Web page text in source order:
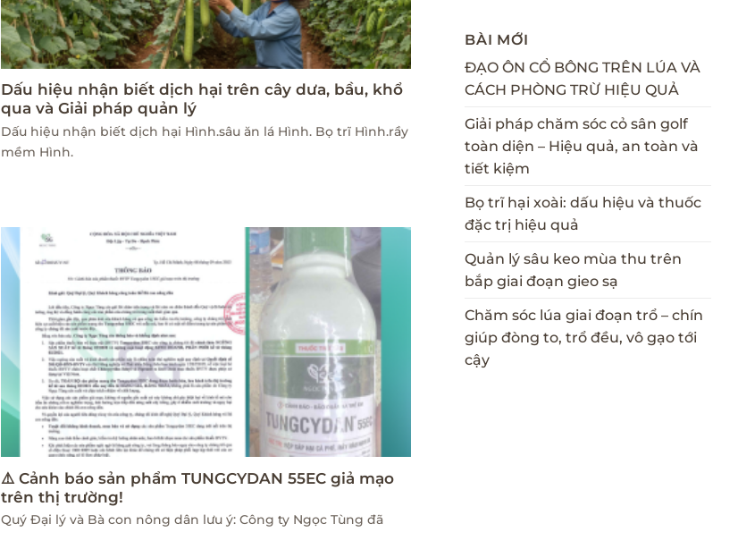
Dấu hiệu nhận biết dịch hại trên cây dưa, bầu, khổ
qua và Giải pháp quản lý
Dấu hiệu nhận biết dịch hại Hình.sâu ăn lá Hình. Bọ trĩ Hình.rầy
mềm Hình.
⚠️ Cảnh báo sản phẩm TUNGCYDAN 55EC giả mạo
trên thị trường!
Quý Đại lý và Bà con nông dân lưu ý: Công ty Ngọc Tùng đã
BÀI MỚI
ĐẠO ÔN CỔ BÔNG TRÊN LÚA VÀ
CÁCH PHÒNG TRỪ HIỆU QUẢ
Giải pháp chăm sóc cỏ sân golf
toàn diện – Hiệu quả, an toàn và
tiết kiệm
Bọ trĩ hại xoài: dấu hiệu và thuốc
đặc trị hiệu quả
Quản lý sâu keo mùa thu trên
bắp giai đoạn gieo sạ
Chăm sóc lúa giai đoạn trổ – chín
giúp đòng to, trổ đều, vô gạo tới
cậy